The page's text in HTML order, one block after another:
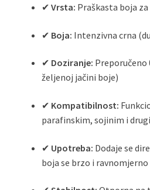
✔ Vrsta: Praškasta boja za
✔ Boja: Intenzivna crna
✔ Doziranje: Preporučeno
željenoj jačini boje)
✔ Kompatibilnost:
parafinskim, sojinim i
✔ Upotreba: Dodaje se
boja se brzo i